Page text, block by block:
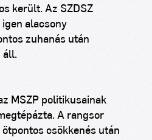
került. Az SZDSZ
alacsony
zuhanás után
áll.
MSZP politikusainak
A rangsor
csökkenés után